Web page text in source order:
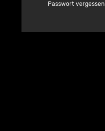
Passwort vergessen